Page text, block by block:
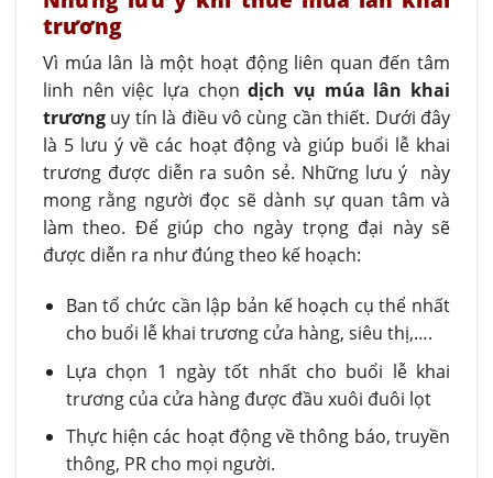
trương
Vì múa lân là một hoạt động liên quan đến tâm
linh nên việc lựa chọndịch vụ múa lân khai
trương uy tín là điều vô cùng cần thiết. Dưới đây
là 5 lưu ý về các hoạt động và giúp buổi lễ khai
trương được diễn ra suôn sẻ. Những lưu ý này
mong rằng người đọc sẽ dành sự quan tâm và
làm theo. Để giúp cho ngày trọng đại này sẽ
được diễn ra như đúng theo kế hoạch:
Ban tổ chức cần lập bản kế hoạch cụ thể nhất
cho buổi lễ khai trương cửa hàng, siêu thị,….
Lựa chọn 1 ngày tốt nhất cho buổi lễ khai
trương của cửa hàng được đầu xuôi đuôi lọt
Thực hiện các hoạt động về thông báo, truyền
thông, PR cho mọi người.